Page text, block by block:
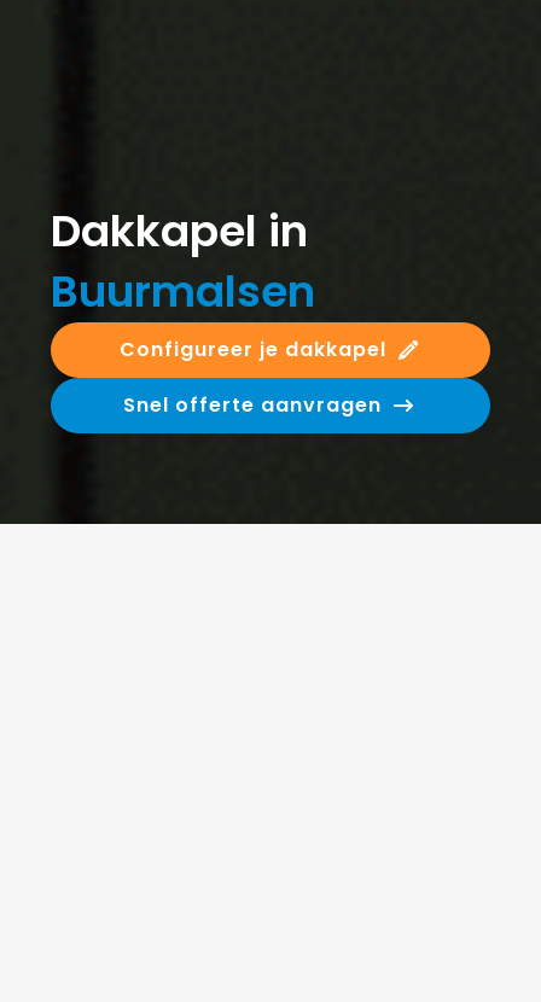
Dakkapel in
Buurmalsen
Configureer je dakkapel
Snel offerte aanvragen